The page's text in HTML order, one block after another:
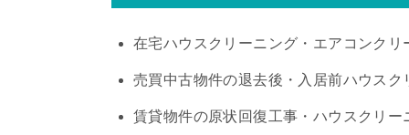
在宅ハウスクリーニング・エアコンクリ
売買中古物件の退去後・入居前ハウスク
賃貸物件の原状回復工事・ハウスクリー